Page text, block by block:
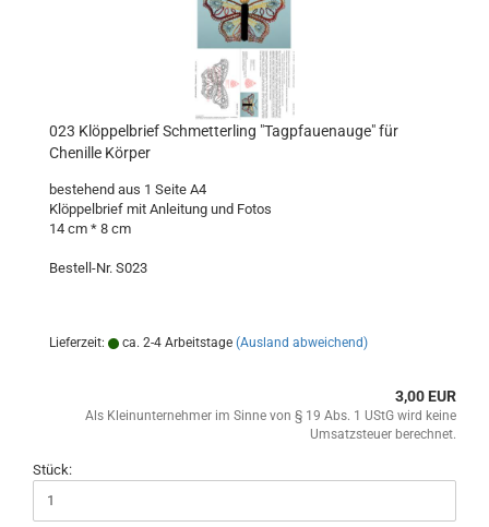
023 Klöppelbrief Schmetterling "Tagpfauenauge" für
Chenille Körper
bestehend aus 1 Seite A4
Klöppelbrief mit Anleitung und Fotos
14 cm * 8 cm
Bestell-Nr. S023
Lieferzeit: ca. 2-4 Arbeitstage (Ausland abweichend)
3,00 EUR
Als Kleinunternehmer im Sinne von § 19 Abs. 1 UStG wird keine
Umsatzsteuer berechnet.
Stück: